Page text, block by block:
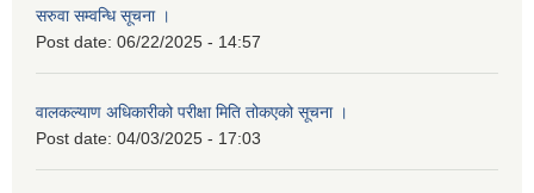
सरुवा सम्वन्धि सूचना ।
Post date: 06/22/2025 - 14:57
वालकल्याण अधिकारीको परीक्षा मिति तोकएको सूचना ।
Post date: 04/03/2025 - 17:03